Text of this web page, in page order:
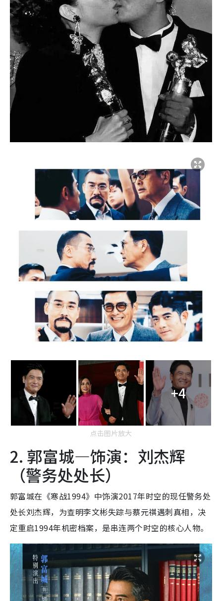
+4
点击图片放大
2. 郭富城—饰演：刘杰辉
（警务处处长）
郭富城在《寒战1994》中饰演2017年时空的现任警务处
处长刘杰辉，为查明李文彬失踪与蔡元祺遇刺真相，决
定重启1994年机密档案，是串连两个时空的核心人物。